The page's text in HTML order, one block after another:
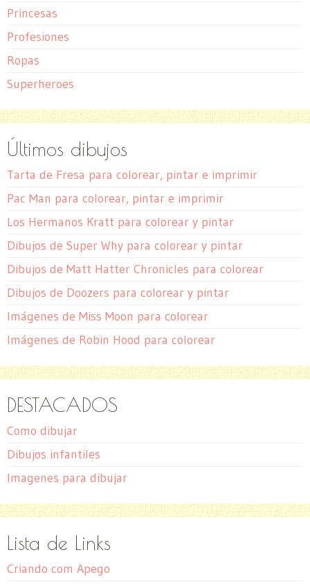
Princesas
Profesiones
Ropas
Superheroes
Últimos dibujos
Tarta de Fresa para colorear, pintar e imprimir
Pac Man para colorear, pintar e imprimir
Los Hermanos Kratt para colorear y pintar
Dibujos de Super Why para colorear y pintar
Dibujos de Matt Hatter Chronicles para colorear
Dibujos de Doozers para colorear y pintar
Imágenes de Miss Moon para colorear
Imágenes de Robin Hood para colorear
DESTACADOS
Como dibujar
Dibujos infantiles
Imagenes para dibujar
Lista de Links
Criando com Apego